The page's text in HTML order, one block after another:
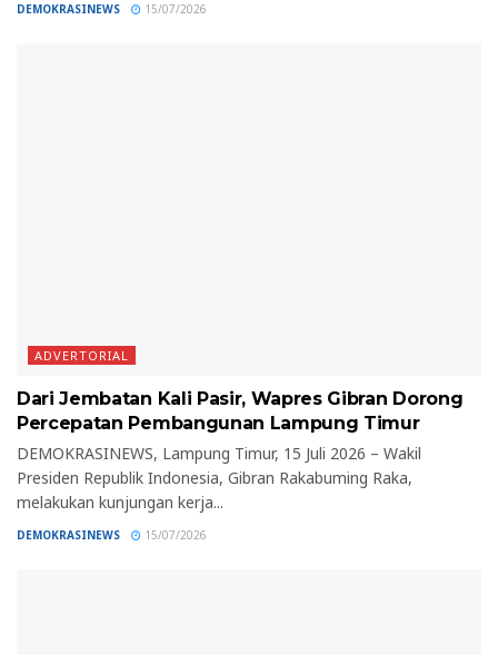
DEMOKRASINEWS 15/07/2026
ADVERTORIAL
Dari Jembatan Kali Pasir, Wapres Gibran Dorong
Percepatan Pembangunan Lampung Timur
DEMOKRASINEWS, Lampung Timur, 15 Juli 2026 – Wakil
Presiden Republik Indonesia, Gibran Rakabuming Raka,
melakukan kunjungan kerja...
DEMOKRASINEWS 15/07/2026